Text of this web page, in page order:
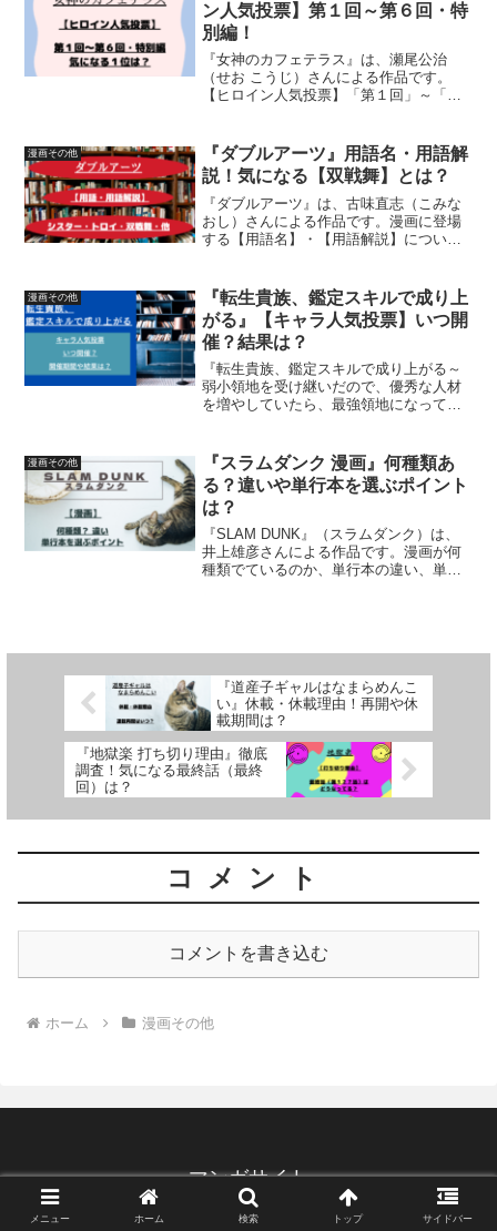
ン人気投票】第１回～第６回・特
別編！
『女神のカフェテラス』は、瀬尾公治
（せお こうじ）さんによる作品です。
【ヒロイン人気投票】「第１回」～「第
漫画その他
『ダブルアーツ』用語名・用語解
説！気になる【双戦舞】とは？
『ダブルアーツ』は、古味直志（こみな
おし）さんによる作品です。漫画に登場
する【用語名】・【用語解説】につい
漫画その他
『転生貴族、鑑定スキルで成り上
がる』【キャラ人気投票】いつ開
催？結果は？
『転生貴族、鑑定スキルで成り上がる～
弱小領地を受け継いだので、優秀な人材
を増やしていたら、最強領地になってた
んによる作品です。【キャラ人気投票】
いつ開催されている...
漫画その他
『スラムダンク 漫画』何種類あ
る？違いや単行本を選ぶポイント
は？
『SLAM DUNK』（スラムダンク）は、
井上雄彦さんによる作品です。漫画が何
種類でているのか、単行本の違い、単行
『道産子ギャルはなまらめんこ
い』休載・休載理由！再開や休
載期間は？
『地獄楽 打ち切り理由』徹底
調査！気になる最終話（最終
回）は？
コメント
コメントを書き込む
ホーム 漫画その他
マンガサイト
© 2021 マンガサイト.
メニュー ホーム 検索 トップ サイドバー